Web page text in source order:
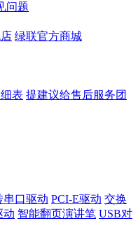
问题
绿联官方商城
表 提建议给售后服务团
串口驱动 PCI-E驱动 交换
动 智能翻页演讲笔 USB对